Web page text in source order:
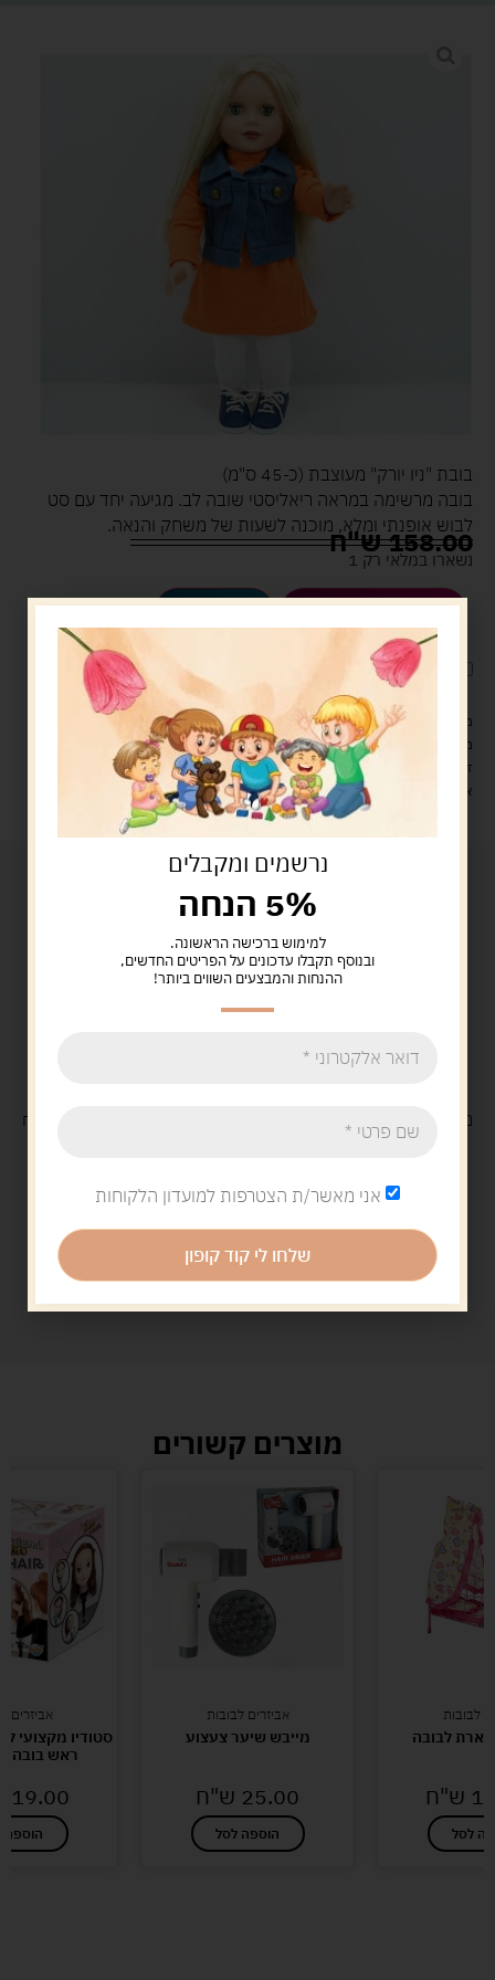
בובת "ניו יורק" מעוצבת (כ-45 ס"מ)
בובה מרשימה במראה ריאליסטי שובה לב. מגיעה יחד עם סט
לבוש אופנתי ומלא, מוכנה לשעות של משחק והנאה.
158.00ש"ח
נשארו במלאי רק 1
קנה עכשיו הוספה לסל
לארוז את המוצר באריזת מתנה 5.00 ש"ח
מעל 329 ש"ח, משלוח עם שליח עד הבית חינם! – 0 ₪
משלוח עם שליח עד הבית: 29 ש"ח
זמן אספקה: עד 4 ימי עסקים.
איסוף עצמי: מ"ביתר טויס" רחוב בניין דוד 18, ביתר עילית.
משלוח
מוצרים קשורים
לבובות
לבובה
ש"ח
לסל
אביזרים לבובות
מייבש שיער צעצוע
25.00 ש"ח
הוספה לסל
אביזרים
סטודיו מקצועי
ראש בובה
הוספה
נרשמים ומקבלים
5% הנחה
למימוש ברכישה הראשונה.
ובנוסף תקבלו עדכונים על הפריטים החדשים,
ההנחות והמבצעים השווים ביותר!
אני מאשר/ת הצטרפות למועדון הלקוחות
שלחו לי קוד קופון